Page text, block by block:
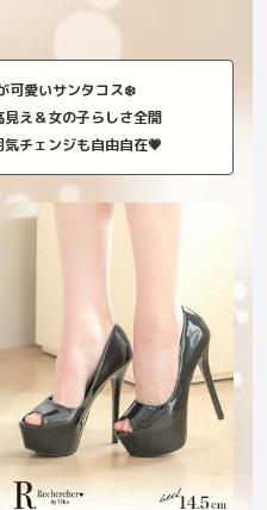
可愛いサンタコス❄️
え＆女の子らしさ全開
チェンジも自由自在💗